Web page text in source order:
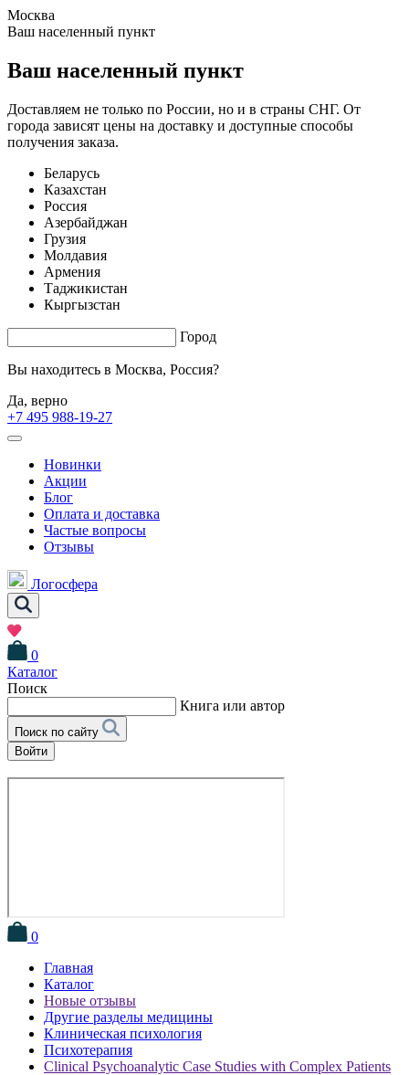
Москва
Ваш населенный пункт
Ваш населенный пункт
Доставляем не только по России, но и в страны СНГ. От
города зависят цены на доставку и доступные способы
получения заказа.
Беларусь
Казахстан
Россия
Азербайджан
Грузия
Молдавия
Армения
Таджикистан
Кыргызстан
Город
Вы находитесь в Москва, Россия?
Да, верно
+7 495 988-19-27
Новинки
Акции
Блог
Оплата и доставка
Частые вопросы
Отзывы
Логосфера
0
Каталог
Поиск
Книга или автор
Поиск по сайту
Войти
0
Главная
Каталог
Новые отзывы
Другие разделы медицины
Клиническая психология
Психотерапия
Clinical Psychoanalytic Case Studies with Complex Patients